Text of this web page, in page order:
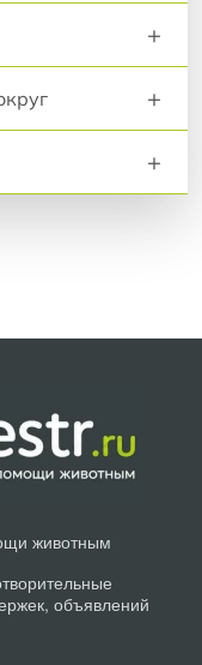
+
+
+
животным
объявлений